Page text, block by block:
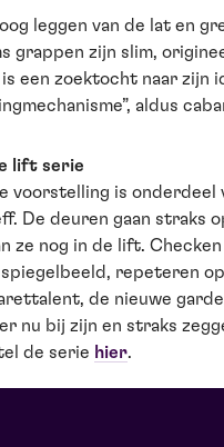
leggen van de lat en
grappen zijn slim,
een zoektocht naar zijn
aldus
lift serie
voorstelling is onderdeel
De deuren gaan straks
ze nog in de lift.
spiegelbeeld, repeteren
de nieuwe
nu bij zijn en straks
de serie hier.